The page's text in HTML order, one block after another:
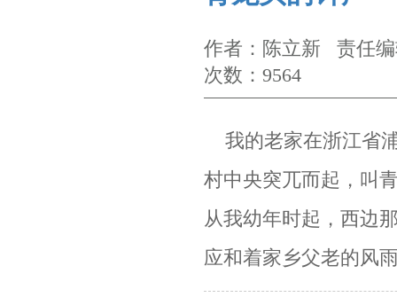
作者：陈立新 责任
次数：9564
我的老家在浙江省
村中央突兀而起，叫
从我幼年时起，西边
应和着家乡父老的风